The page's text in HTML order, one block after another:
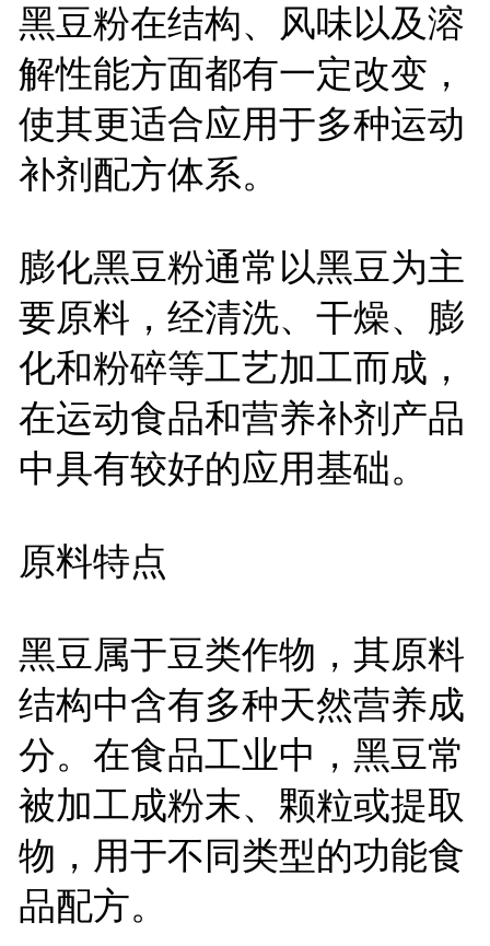
黑豆粉在结构、风味以及溶
解性能方面都有一定改变，
使其更适合应用于多种运动
补剂配方体系。
膨化黑豆粉通常以黑豆为主
要原料，经清洗、干燥、膨
化和粉碎等工艺加工而成，
在运动食品和营养补剂产品
中具有较好的应用基础。
原料特点
黑豆属于豆类作物，其原料
结构中含有多种天然营养成
分。在食品工业中，黑豆常
被加工成粉末、颗粒或提取
物，用于不同类型的功能食
品配方。